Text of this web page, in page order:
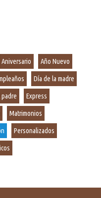
Aniversario Año Nuevo
Día de la madre
Express
Matrimonios
Personalizados